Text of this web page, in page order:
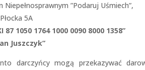
Niepełnosprawnym ”Podaruj Uśmiech”,
5A
87 1050 1764 1000 0090 8000 1358”
Juszczyk”
darczyńcy mogą przekazywać